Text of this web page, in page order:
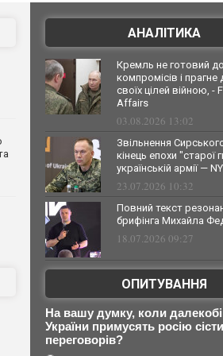
АНАЛІТИКА
Кремль не готовий до
компромісів і прагне
своїх цілей війною, -
Affairs
03.08.2026 13:02
Звільнення
кінець епохи "старої
українській армії —
23.07.2026 10:32
Повний текст
брифінга Михайла
18.07.2026 09:27
ОПИТУВАННЯ
На вашу думку, коли
України примусять росію сісти
переговорів?